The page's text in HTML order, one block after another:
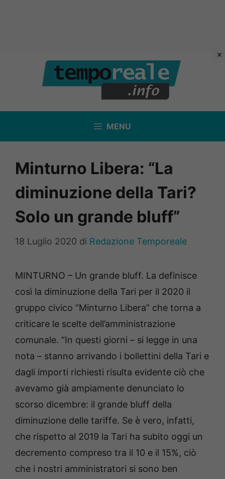
contenuto
MENU
Minturno Libera: “La
diminuzione della Tari?
Solo un grande bluff”
18 Luglio 2020 di Redazione Temporeale
MINTURNO – Un grande bluff. La definisce
così la diminuzione della Tari per il 2020 il
gruppo civico “Minturno Libera” che torna a
criticare le scelte dell’amministrazione
comunale. “In questi giorni – si legge in una
nota – stanno arrivando i bollettini della Tari e
dagli importi richiesti risulta evidente ciò che
avevamo già ampiamente denunciato lo
scorso dicembre: il grande bluff della
diminuzione delle tariffe. Se è vero, infatti,
che rispetto al 2019 la Tari ha subito oggi un
decremento compreso tra il 10 e il 15%, ciò
che i nostri amministratori si sono ben